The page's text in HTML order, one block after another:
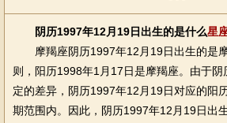
阴历1997年12月19日出生的是什么星
摩羯座阴历1997年12月19日出生的是
则，阳历1998年1月17日是摩羯座。由于
定的差异，阴历1997年12月19日对应的阳
期范围内。因此，阴历1997年12月19日出